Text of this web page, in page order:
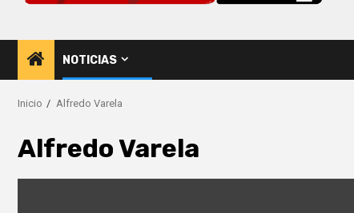
NOTICIAS
Inicio Alfredo Varela
Alfredo Varela